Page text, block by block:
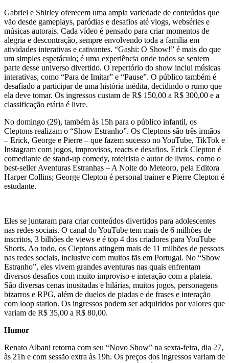
Gabriel e Shirley oferecem uma ampla variedade de conteúdos que
vão desde gameplays, paródias e desafios até vlogs, webséries e
músicas autorais. Cada vídeo é pensado para criar momentos de
alegria e descontração, sempre envolvendo toda a família em
atividades interativas e cativantes. “Gashi: O Show!” é mais do que
um simples espetáculo; é uma experiência onde todos se sentem
parte desse universo divertido. O repertório do show inclui músicas
interativas, como “Para de Imitar” e “Pause”. O público também é
desafiado a participar de uma história inédita, decidindo o rumo que
ela deve tomar. Os ingressos custam de R$ 150,00 a R$ 300,00 e a
classificação etária é livre.
No domingo (29), também às 15h para o público infantil, os
Cleptons realizam o “Show Estranho”. Os Cleptons são três irmãos
– Erick, George e Pierre – que fazem sucesso no YouTube, TikTok e
Instagram com jogos, improvisos, reacts e desafios. Erick Clepton é
comediante de stand-up comedy, roteirista e autor de livros, como o
best-seller Aventuras Estranhas – A Noite do Meteoro, pela Editora
Harper Collins; George Clepton é personal trainer e Pierre Clepton é
estudante.
Eles se juntaram para criar conteúdos divertidos para adolescentes
nas redes sociais. O canal do YouTube tem mais de 6 milhões de
inscritos, 3 bilhões de views e é top 4 dos criadores para YouTube
Shorts. Ao todo, os Cleptons atingem mais de 11 milhões de pessoas
nas redes sociais, inclusive com muitos fãs em Portugal. No “Show
Estranho”, eles vivem grandes aventuras nas quais enfrentam
diversos desafios com muito improviso e interação com a plateia.
São diversas cenas inusitadas e hilárias, muitos jogos, personagens
bizarros e RPG, além de duelos de piadas e de frases e interação
com loop station. Os ingressos podem ser adquiridos por valores que
variam de R$ 35,00 a R$ 80,00.
Humor
Renato Albani retorna com seu “Novo Show” na sexta-feira, dia 27,
às 21h e com sessão extra às 19h. Os preços dos ingressos variam de